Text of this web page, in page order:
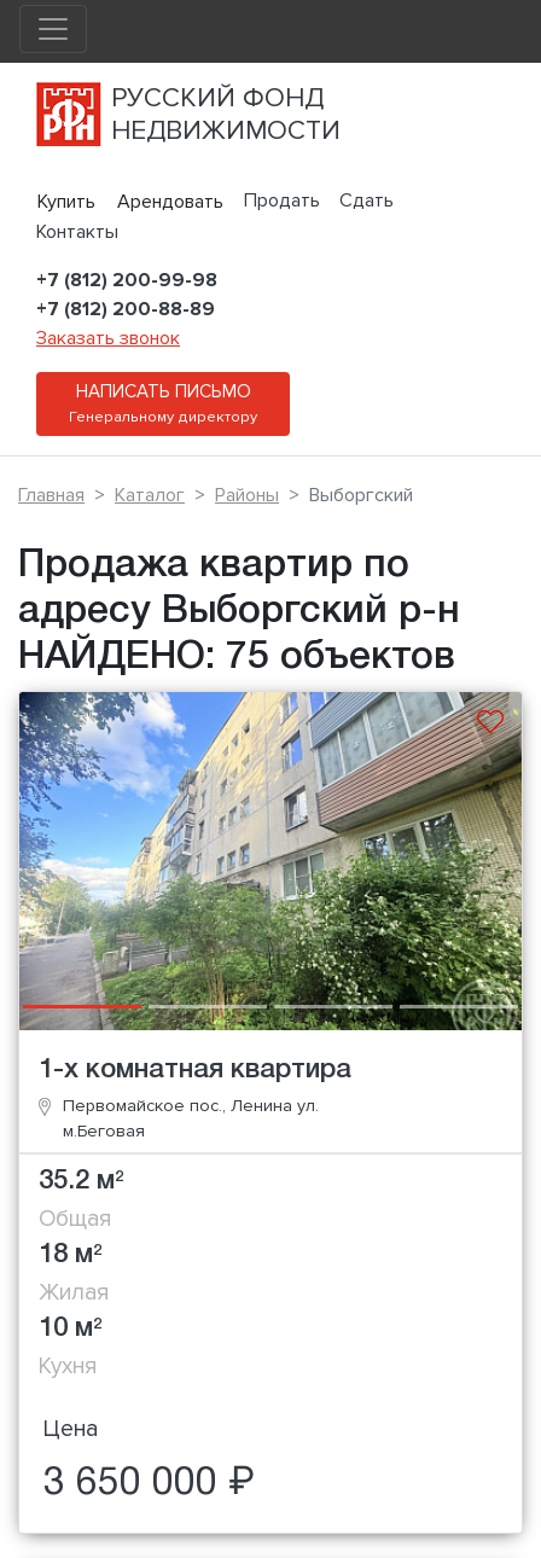
РУССКИЙ ФОНД
НЕДВИЖИМОСТИ
Купить Арендовать Продать
Сдать
Контакты
+7 (812) 200-99-98
+7 (812) 200-88-89
Заказать звонок
НАПИСАТЬ ПИСЬМО
Генеральному директору
Главная Каталог Районы Выборгский
Продажа квартир по
адресу Выборгский р-н
НАЙДЕНО: 75 объектов
1-х комнатная квартира
Первомайское пос., Ленина ул.
м.Беговая
35.2 м2
Общая
18 м2
Жилая
10 м2
Кухня
Цена
3 650 000 ₽